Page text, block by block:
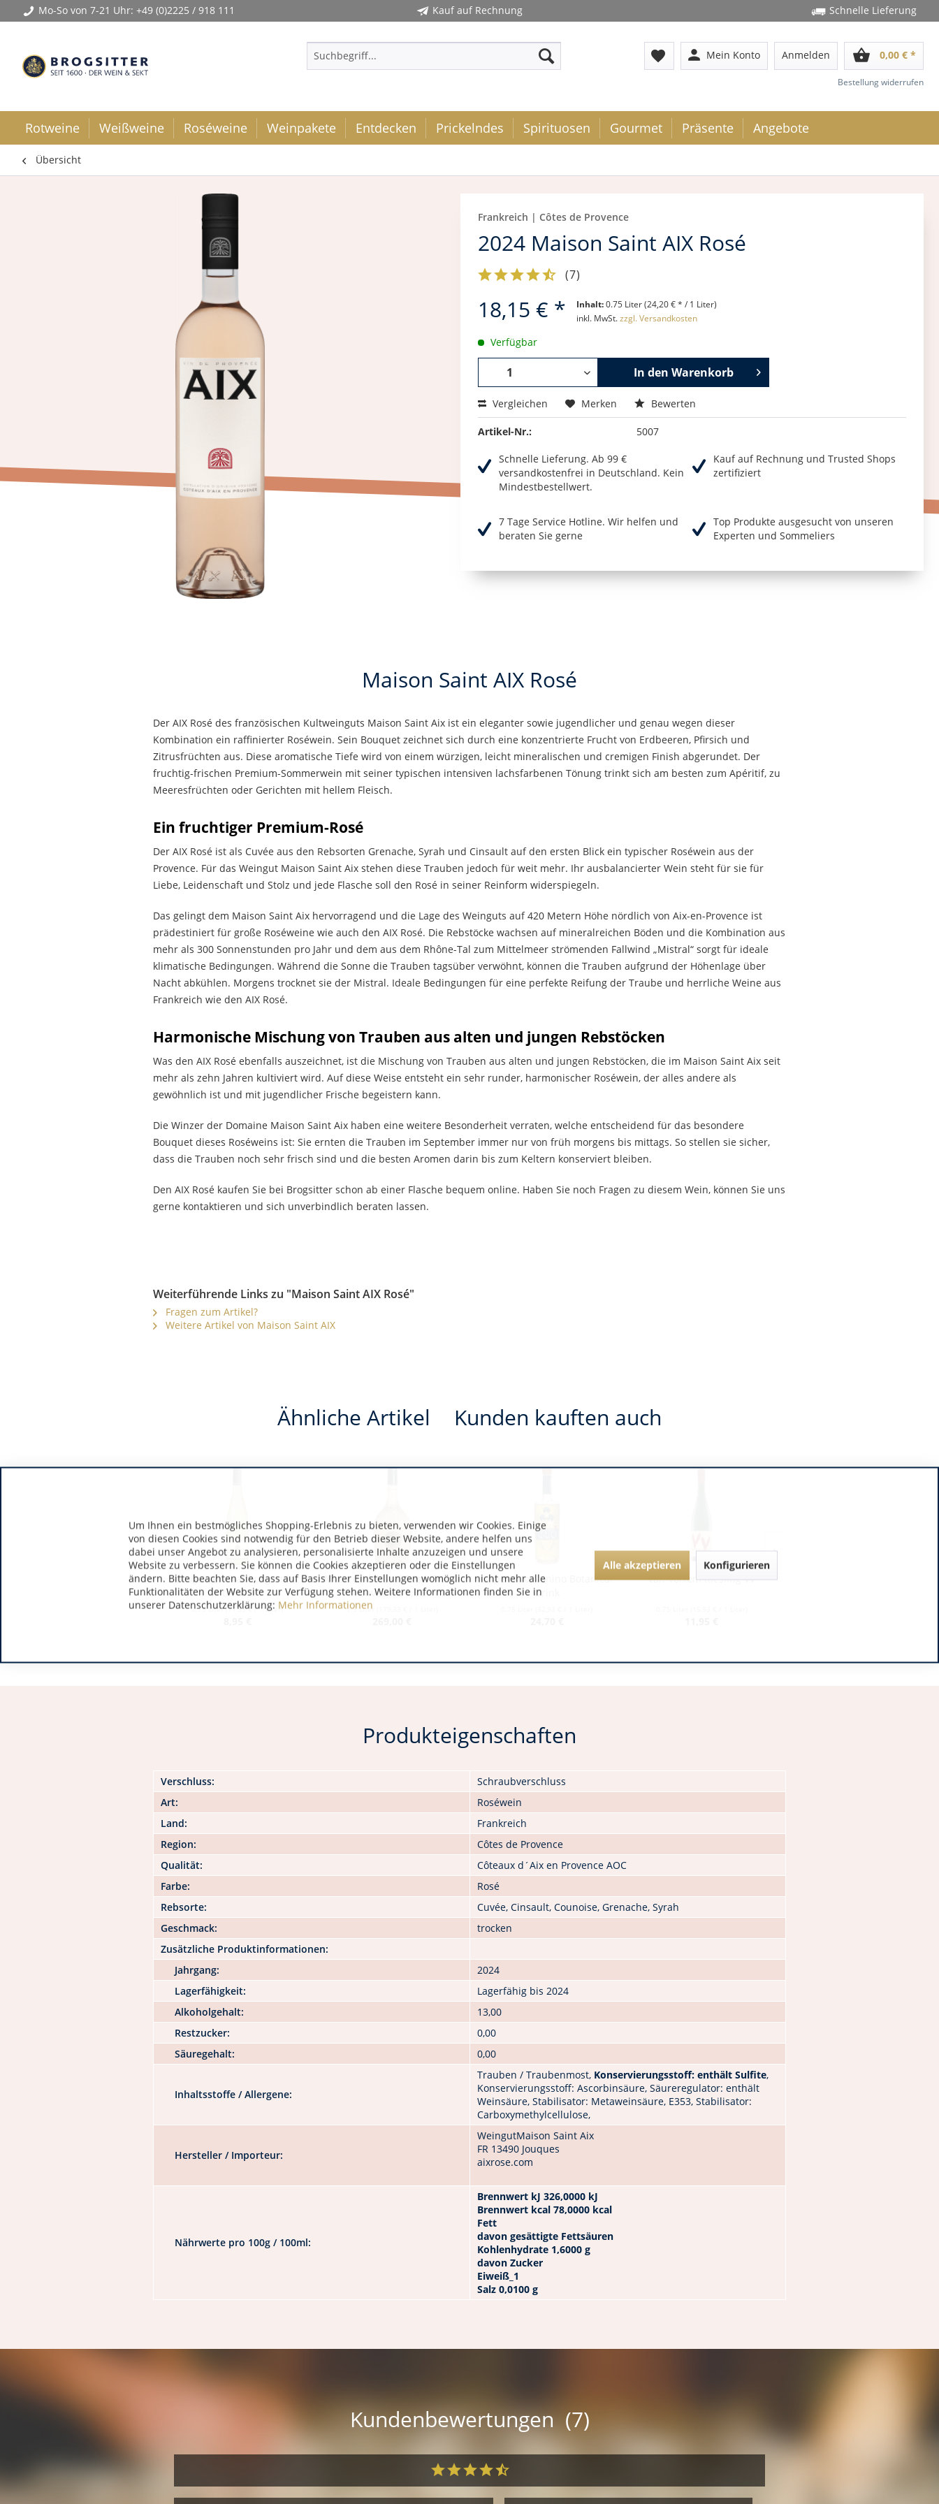
Mo-So von 7-21 Uhr: +49 (0)2225 / 918 111 Kauf auf Rechnung Schnelle Lieferung
favorite person Mein Konto Anmelden shopping_basket 0,00 € *
Bestellung widerrufen
Rotweine Weißweine Roséweine Weinpakete Entdecken Prickelndes Spirituosen Gourmet Präsente Angebote
Übersicht
Frankreich | Côtes de Provence
2024 Maison Saint AIX Rosé
(7)
18,15 € * Inhalt:0.75 Liter (24,20 € * / 1 Liter)
inkl. MwSt.zzgl. Versandkosten
Verfügbar
In den Warenkorb
Vergleichen Merken Bewerten
Artikel-Nr.: 5007
Schnelle Lieferung. Ab 99 €
versandkostenfrei in Deutschland. Kein
Mindestbestellwert.
Kauf auf Rechnung und Trusted Shops
zertifiziert
7 Tage Service Hotline. Wir helfen und
beraten Sie gerne
Top Produkte ausgesucht von unseren
Experten und Sommeliers
Maison Saint AIX Rosé
Der AIX Rosé des französischen Kultweinguts Maison Saint Aix ist ein eleganter sowie jugendlicher und genau wegen dieser
Kombination ein raffinierter Roséwein. Sein Bouquet zeichnet sich durch eine konzentrierte Frucht von Erdbeeren, Pfirsich und
Zitrusfrüchten aus. Diese aromatische Tiefe wird von einem würzigen, leicht mineralischen und cremigen Finish abgerundet. Der
fruchtig-frischen Premium-Sommerwein mit seiner typischen intensiven lachsfarbenen Tönung trinkt sich am besten zum Apéritif, zu
Meeresfrüchten oder Gerichten mit hellem Fleisch.
Ein fruchtiger Premium-Rosé
Der AIX Rosé ist als Cuvée aus den Rebsorten Grenache, Syrah und Cinsault auf den ersten Blick ein typischer Roséwein aus der
Provence. Für das Weingut Maison Saint Aix stehen diese Trauben jedoch für weit mehr. Ihr ausbalancierter Wein steht für sie für
Liebe, Leidenschaft und Stolz und jede Flasche soll den Rosé in seiner Reinform widerspiegeln.
Das gelingt dem Maison Saint Aix hervorragend und die Lage des Weinguts auf 420 Metern Höhe nördlich von Aix-en-Provence ist
prädestiniert für große Roséweine wie auch den AIX Rosé. Die Rebstöcke wachsen auf mineralreichen Böden und die Kombination aus
mehr als 300 Sonnenstunden pro Jahr und dem aus dem Rhône-Tal zum Mittelmeer strömenden Fallwind „Mistral“ sorgt für ideale
klimatische Bedingungen. Während die Sonne die Trauben tagsüber verwöhnt, können die Trauben aufgrund der Höhenlage über
Nacht abkühlen. Morgens trocknet sie der Mistral. Ideale Bedingungen für eine perfekte Reifung der Traube und herrliche Weine aus
Frankreich wie den AIX Rosé.
Harmonische Mischung von Trauben aus alten und jungen Rebstöcken
Was den AIX Rosé ebenfalls auszeichnet, ist die Mischung von Trauben aus alten und jungen Rebstöcken, die im Maison Saint Aix seit
mehr als zehn Jahren kultiviert wird. Auf diese Weise entsteht ein sehr runder, harmonischer Roséwein, der alles andere als
gewöhnlich ist und mit jugendlicher Frische begeistern kann.
Die Winzer der Domaine Maison Saint Aix haben eine weitere Besonderheit verraten, welche entscheidend für das besondere
Bouquet dieses Roséweins ist: Sie ernten die Trauben im September immer nur von früh morgens bis mittags. So stellen sie sicher,
dass die Trauben noch sehr frisch sind und die besten Aromen darin bis zum Keltern konserviert bleiben.
Den AIX Rosé kaufen Sie bei Brogsitter schon ab einer Flasche bequem online. Haben Sie noch Fragen zu diesem Wein, können Sie uns
gerne kontaktieren und sich unverbindlich beraten lassen.
Weiterführende Links zu "Maison Saint AIX Rosé"
Fragen zum Artikel?
Weitere Artikel von Maison Saint AIX
Ähnliche Artikel Kunden kauften auch
Brogsitter Grauburgunder
After Work
0.75 Liter(11,93 € / 1 Liter)
Muse de Miraval Rosé Grand
Cuvée AC 1,5 L
1.5 Liter
L‘Aperitivo Nonino Botanical
Drink
Van Volxem Riesling VV
Produkteigenschaften
Verschluss:
Schraubverschluss
Art:
Roséwein
Land:
Frankreich
Region:
Côtes de Provence
Qualität:
Côteaux d´Aix en Provence AOC
Farbe:
Rosé
Rebsorte:
Cuvée, Cinsault, Counoise, Grenache, Syrah
Geschmack:
trocken
Zusätzliche Produktinformationen:
Jahrgang:
2024
Lagerfähigkeit:
Lagerfähig bis 2024
Alkoholgehalt:
13,00
Restzucker:
0,00
Säuregehalt:
0,00
Inhaltsstoffe / Allergene:
Trauben / Traubenmost, Konservierungsstoff: enthält Sulfite,
Konservierungsstoff: Ascorbinsäure, Säureregulator: enthält
Weinsäure, Stabilisator: Metaweinsäure, E353, Stabilisator:
Carboxymethylcellulose,
Hersteller / Importeur:
WeingutMaison Saint Aix
FR 13490 Jouques
aixrose.com
Nährwerte pro 100g / 100ml:
Brennwert kJ 326,0000 kJ
Brennwert kcal 78,0000 kcal
Fett
davon gesättigte Fettsäuren
Kohlenhydrate 1,6000 g
davon Zucker
Eiweiß_1
Salz 0,0100 g
Kundenbewertungen (7)
Um Ihnen ein bestmögliches Shopping-Erlebnis zu bieten, verwenden wir Cookies. Einige
von diesen Cookies sind notwendig für den Betrieb dieser Website, andere helfen uns
dabei unser Angebot zu analysieren, personalisierte Inhalte anzuzeigen und unsere
Website zu verbessern. Sie können die Cookies akzeptieren oder die Einstellungen
ändern. Bitte beachten Sie, dass auf Basis Ihrer Einstellungen womöglich nicht mehr alle
Funktionalitäten der Website zur Verfügung stehen. Weitere Informationen finden Sie in
unserer Datenschutzerklärung: Mehr Informationen
Alle akzeptieren Konfigurieren